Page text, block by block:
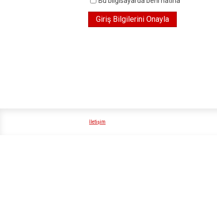
İletişim